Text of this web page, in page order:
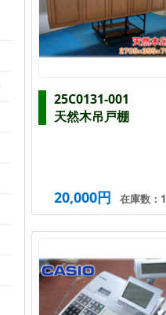
25C0131-001
天然木吊戸棚
20,000円 在庫数：1